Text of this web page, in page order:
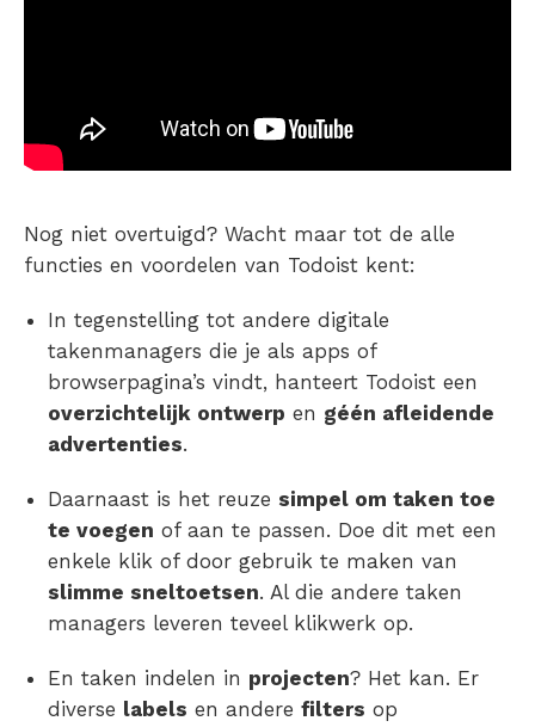
Nog niet overtuigd? Wacht maar tot de alle
functies en voordelen van Todoist kent:
In tegenstelling tot andere digitale
takenmanagers die je als apps of
browserpagina’s vindt, hanteert Todoist een
overzichtelijk ontwerp en géén afleidende
advertenties.
Daarnaast is het reuze simpel om taken toe
te voegen of aan te passen. Doe dit met een
enkele klik of door gebruik te maken van
slimme sneltoetsen. Al die andere taken
managers leveren teveel klikwerk op.
En taken indelen in projecten? Het kan. Er
diverse labels en andere filters op